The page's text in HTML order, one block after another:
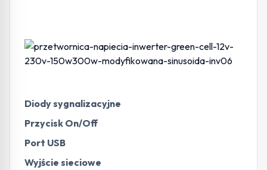
Diody sygnalizacyjne
Przycisk On/Off
Port USB
Wyjście sieciowe